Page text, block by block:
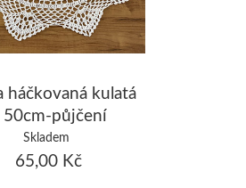
háčkovaná kulatá
půjčení
Skladem
65,00 Kč